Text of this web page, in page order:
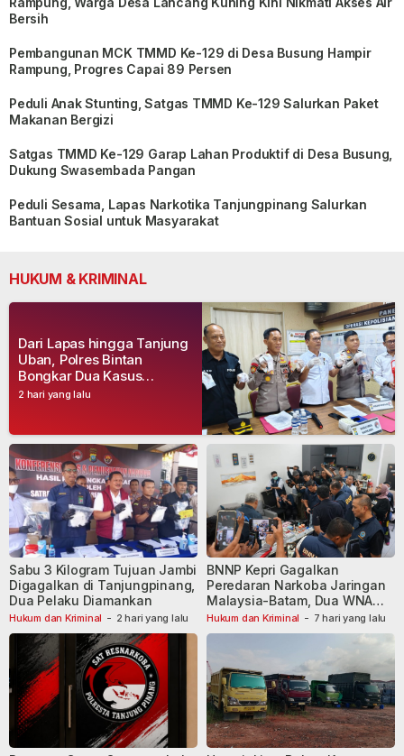
Bersih
Pembangunan MCK TMMD Ke-129 di Desa Busung Hampir
Rampung, Progres Capai 89 Persen
Peduli Anak Stunting, Satgas TMMD Ke-129 Salurkan Paket
Makanan Bergizi
Satgas TMMD Ke-129 Garap Lahan Produktif di Desa Busung,
Dukung Swasembada Pangan
Peduli Sesama, Lapas Narkotika Tanjungpinang Salurkan
Bantuan Sosial untuk Masyarakat
HUKUM & KRIMINAL
2 hari yang lalu
Dari Lapas hingga Tanjung
Uban, Polres Bintan
Bongkar Dua Kasus
Narkoba, Empat Tersangka
Hukum dan Kriminal - 2 hari yang lalu
Sabu 3 Kilogram Tujuan Jambi
Digagalkan di Tanjungpinang,
Dua Pelaku Diamankan
Hukum dan Kriminal - 7 hari yang lalu
BNNP Kepri Gagalkan
Peredaran Narkoba Jaringan
Malaysia-Batam, Dua WNA
Masih Diburu